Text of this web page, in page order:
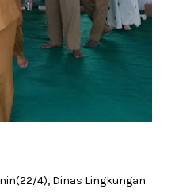
4), Dinas Lingkungan